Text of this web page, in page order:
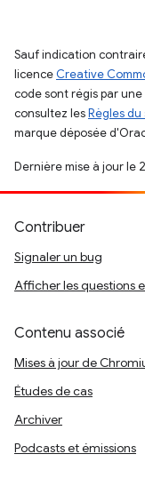
Sauf indication
licence Creative
code sont régis par
consultez lesRègles
marque déposée
Dernière mise à jour le
Contribuer
Signaler un bug
Afficher les questions
Contenu associé
Mises à jour de
Études de cas
Archiver
Podcasts et émissions